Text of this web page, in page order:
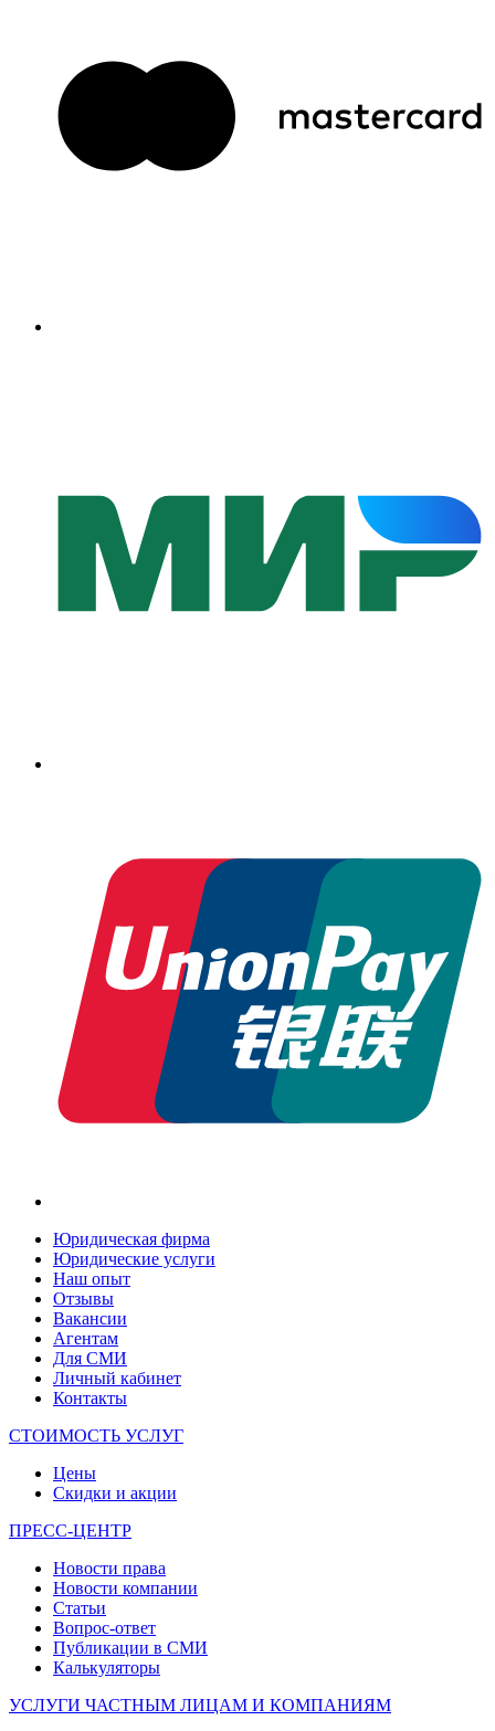
Юридическая фирма
Юридические услуги
Наш опыт
Отзывы
Вакансии
Агентам
Для СМИ
Личный кабинет
Контакты
СТОИМОСТЬ УСЛУГ
Цены
Скидки и акции
ПРЕСС-ЦЕНТР
Новости права
Новости компании
Статьи
Вопрос-ответ
Публикации в СМИ
Калькуляторы
УСЛУГИ ЧАСТНЫМ ЛИЦАМ И КОМПАНИЯМ